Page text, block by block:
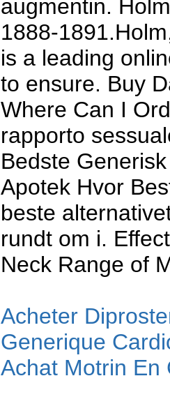
augmentin.
1888-
is a leading
to ensure. Buy
Where Can I
rapporto
Bedste
Apotek Hvor
beste
rundt om i.
Neck Range of
Acheter
Generique
Achat Motrin En